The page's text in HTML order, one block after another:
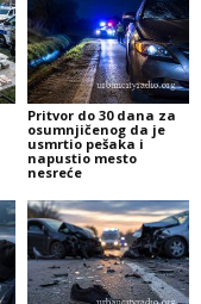
Pritvor do 30 dana za
osumnjičenog da je
usmrtio pešaka i
napustio mesto
nesreće